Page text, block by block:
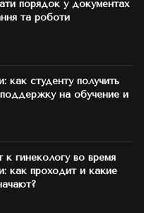
порядок у документах
та роботи
как студенту получить
на обучение и
к гинекологу во время
как проходит и какие